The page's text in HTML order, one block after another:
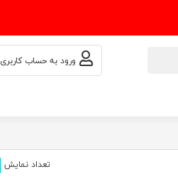
ورود به حساب کاربری
تعداد نمایش